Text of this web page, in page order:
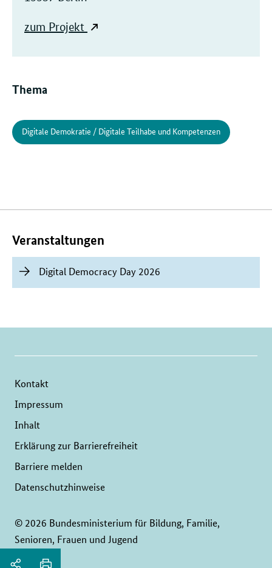
zum Projekt
Thema
Digitale Demokratie / Digitale Teilhabe und Kompetenzen
Veranstaltungen
Digital Democracy Day 2026
Seitenleiste:
© 2026 Bundesministerium für Bildung, Familie,
Senioren, Frauen und Jugend
Service
Kontakt
Impressum
Inhalt
Erklärung zur Barrierefreiheit
Barriere melden
Datenschutzhinweise